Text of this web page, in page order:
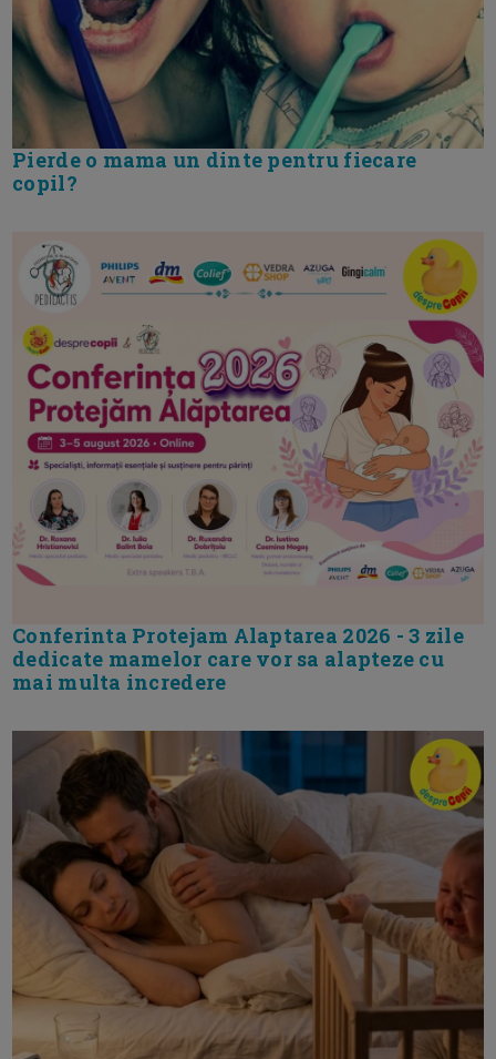
Pierde o mama un dinte pentru fiecare
copil?
Conferinta Protejam Alaptarea 2026 - 3 zile
dedicate mamelor care vor sa alapteze cu
mai multa incredere